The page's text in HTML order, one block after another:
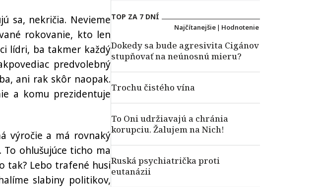
sa, nekričia. Nevieme
rokovanie, kto len
lídri, ba takmer každý
predvolebný
ani rak skôr naopak.
a komu prezidentuje
výročie a má rovnaký
ohlušujúce ticho ma
tak? Lebo trafené husi
slabiny politikov,
TOP ZA 7 DNÍ
Najčítanejšie | Hodnotenie
Dokedy sa bude agresivita Cigánov
stupňovať na neúnosnú mieru?
Trochu čistého vína
To Oni udržiavajú a chránia
korupciu. Žalujem na Nich!
Ruská psychiatrička proti
eutanázii